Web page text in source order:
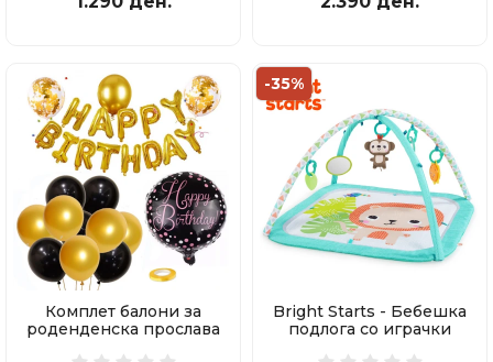
Комплет балони за
роденденска прослава
-35%
Bright Starts - Бебешка
подлога со играчки